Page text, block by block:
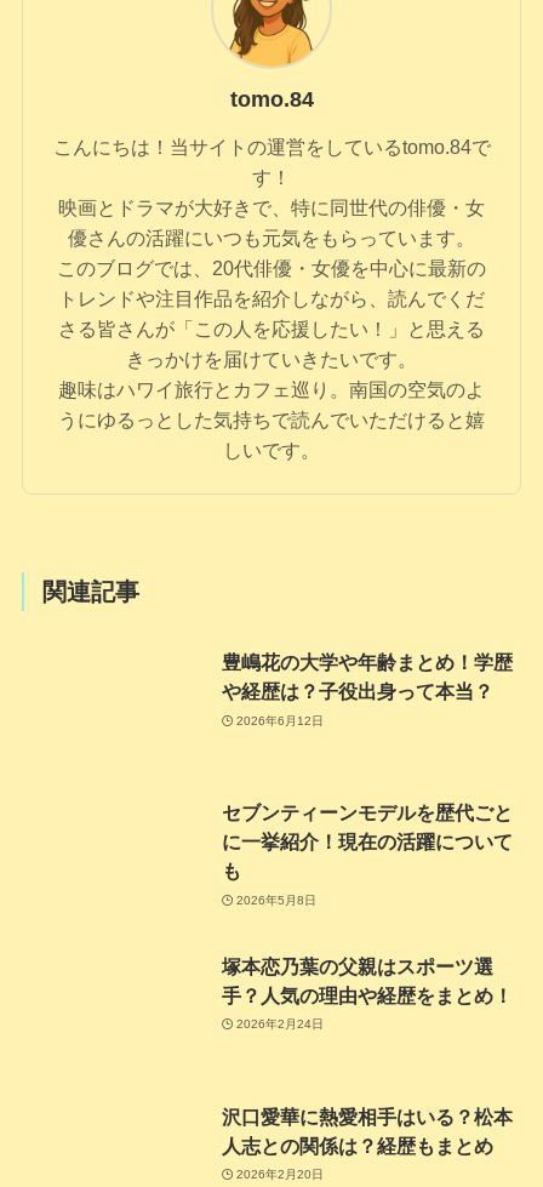
tomo.84
こんにちは！当サイトの運営をしているtomo.84で
す！
映画とドラマが大好きで、特に同世代の俳優・女
優さんの活躍にいつも元気をもらっています。
このブログでは、20代俳優・女優を中心に最新の
トレンドや注目作品を紹介しながら、読んでくだ
さる皆さんが「この人を応援したい！」と思える
きっかけを届けていきたいです。
趣味はハワイ旅行とカフェ巡り。南国の空気のよ
うにゆるっとした気持ちで読んでいただけると嬉
しいです。
関連記事
豊嶋花の大学や年齢まとめ！学歴
や経歴は？子役出身って本当？
2026年6月12日
セブンティーンモデルを歴代ごと
に一挙紹介！現在の活躍について
も
2026年5月8日
塚本恋乃葉の父親はスポーツ選
手？人気の理由や経歴をまとめ！
2026年2月24日
沢口愛華に熱愛相手はいる？松本
人志との関係は？経歴もまとめ
2026年2月20日